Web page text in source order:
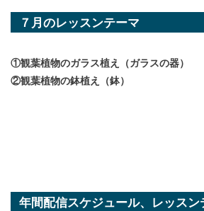
７月のレッスンテーマ
①観葉植物のガラス植え（ガラスの器）
②観葉植物の鉢植え（鉢）
年間配信スケジュール、レッスン